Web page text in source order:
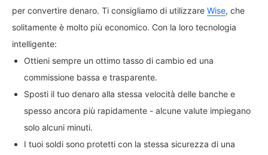
per convertire denaro. Ti consigliamo di utilizzare Wise, che
solitamente è molto più economico. Con la loro tecnologia
intelligente:
Ottieni sempre un ottimo tasso di cambio ed una
commissione bassa e trasparente.
Sposti il tuo denaro alla stessa velocità delle banche e
spesso ancora più rapidamente - alcune valute impiegano
solo alcuni minuti.
I tuoi soldi sono protetti con la stessa sicurezza di una